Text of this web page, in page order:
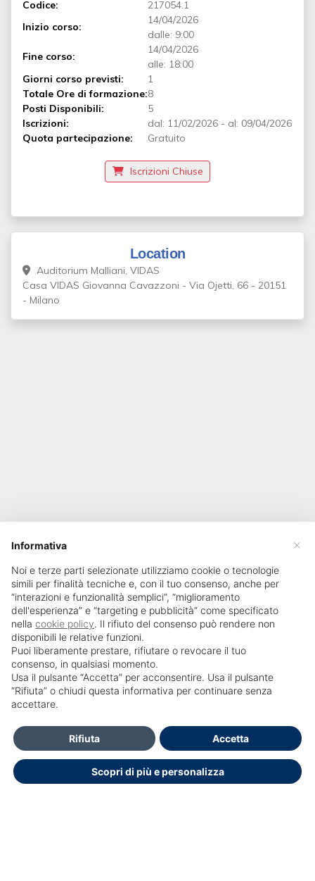
Codice:
217054.1
Inizio corso:
14/04/2026
dalle: 9:00
Fine corso:
14/04/2026
alle: 18:00
Giorni corso previsti:
1
Totale Ore di formazione:8
Posti Disponibili:
5
Iscrizioni:
dal: 11/02/2026 - al: 09/04/2026
Quota partecipazione:
Gratuito
Iscrizioni Chiuse
Location
Auditorium Malliani, VIDAS
Casa VIDAS Giovanna Cavazzoni - Via Ojetti, 66 - 20151
- Milano
SailPortal 8.5.1 build 18
Contatti
Per Informazioni e accesso al portale Contattare Centro Studi
e Formazione: segreteria.csf@vidas.it
×
Informativa
Noi e terze parti selezionate utilizziamo cookie o tecnologie
simili per finalità tecniche e, con il tuo consenso, anche per
“interazioni e funzionalità semplici”, “miglioramento
dell'esperienza” e “targeting e pubblicità” come specificato
nella cookie policy. Il rifiuto del consenso può rendere non
disponibili le relative funzioni.
Puoi liberamente prestare, rifiutare o revocare il tuo
consenso, in qualsiasi momento.
Usa il pulsante “Accetta” per acconsentire. Usa il pulsante
“Rifiuta” o chiudi questa informativa per continuare senza
accettare.
Scopri di più e personalizza
Rifiuta Accetta